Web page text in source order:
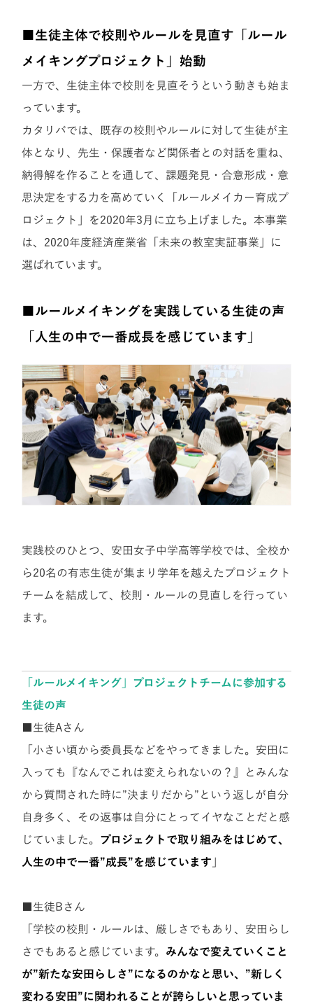
■生徒主体で校則やルールを見直す 「ルール
メイキングプロジェクト」始動
一方で、生徒主体で校則を見直そうという動きも始ま
っています。
カタリバでは、既存の校則やルールに対して生徒が主
体となり、先生・保護者など関係者との対話を重ね、
納得解を作ることを通して、課題発見・合意形成・意
思決定をする力を高めていく「ルールメイカー育成プ
ロジェクト」を2020年3月に立ち上げました。本事業
は、2020年度経済産業省「未来の教室実証事業」に
選ばれています。
■ルールメイキングを実践している生徒の声
「人生の中で一番成長を感じています」
実践校のひとつ、安田女子中学高等学校では、全校か
ら20名の有志生徒が集まり学年を越えたプロジェクト
チームを結成して、校則・ルールの見直しを行ってい
ます。
「ルールメイキング」プロジェクトチームに参加する
生徒の声
■生徒Aさん
「小さい頃から委員長などをやってきました。安田に
入っても『なんでこれは変えられないの？』とみんな
から質問された時に”決まりだから”という返しが自分
自身多く、その返事は自分にとってイヤなことだと感
じていました。 プロジェクトで取り組みをはじめて、
人生の中で一番”成長”を感じています
■生徒Bさん
「学校の校則・ルールは、厳しさでもあり、安田らし
さでもあると感じています。 みんなで変えていくこと
が”新たな安田らしさ”になるのかなと思い、”新しく
変わる安田”に関われることが誇らしいと思っていま